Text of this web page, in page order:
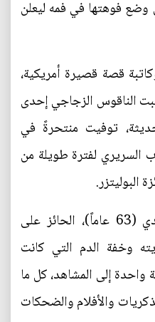
وضع فوهتها في فمه ليعلن
قصة قصيرة أمريكية،
الناقوس الزجاجي إحدى
توفيت منتحرةً في
السريري لفترة طويلة من
البوليتزر.
روبن ويليامز: الممثل الكوميدي (63 عاماً)، الحائز على
وخفة الدم التي كانت
إلى المشاهد، كل ما
والأفلام والضحكات